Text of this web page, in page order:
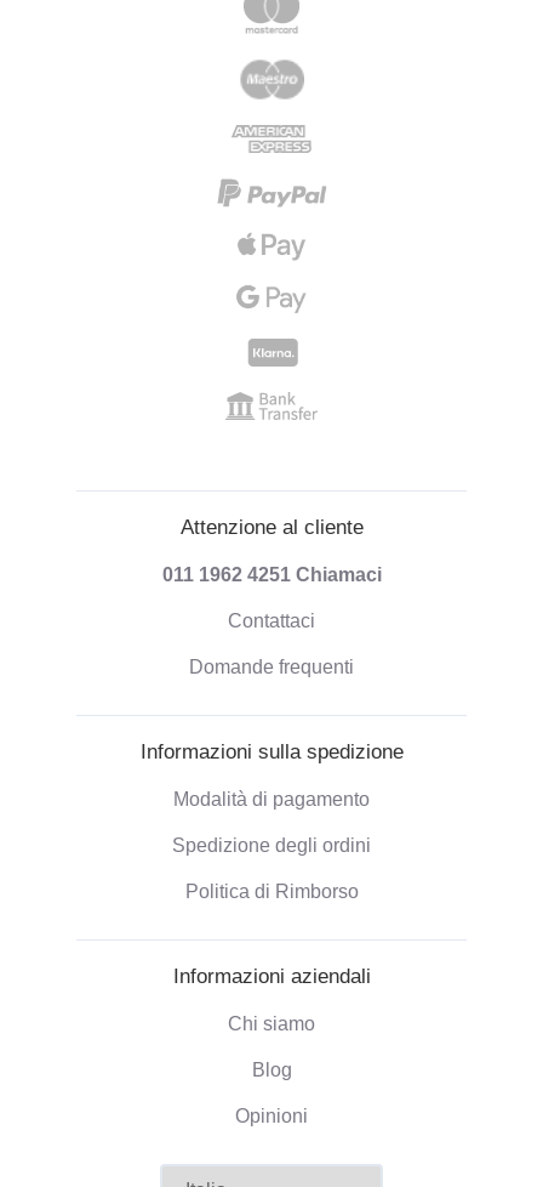
Attenzione al cliente
011 1962 4251 Chiamaci
Contattaci
Domande frequenti
Informazioni sulla spedizione
Modalità di pagamento
Spedizione degli ordini
Politica di Rimborso
Informazioni aziendali
Chi siamo
Blog
Opinioni